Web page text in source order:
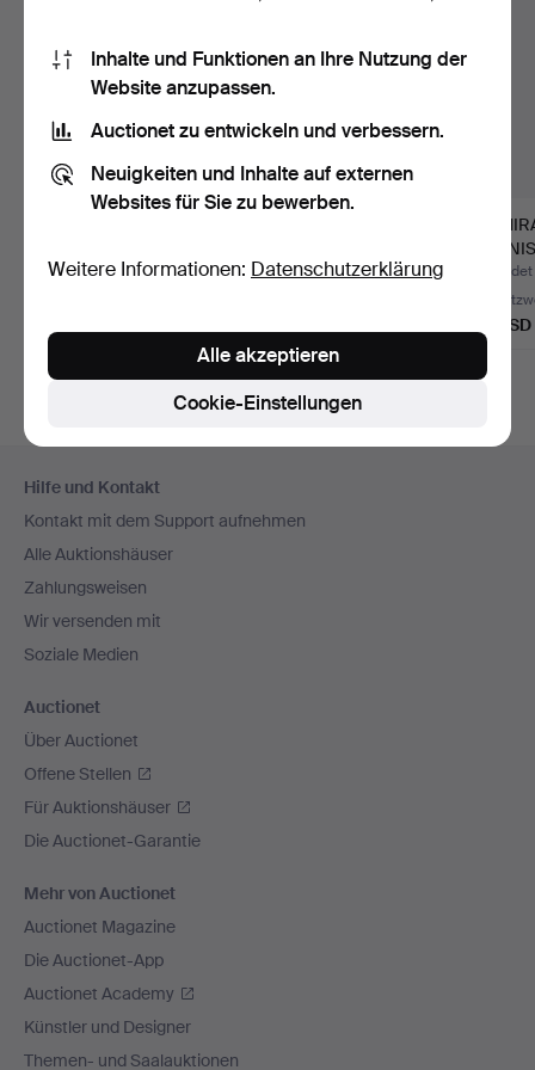
ANFANG 20.
Beendet 29. Jul 2026
Beendet 11. Jul 2026
41 USD
Navigation
Hilfe und Kontakt
Kontakt mit dem Support aufnehmen
Alle Auktionshäuser
Zahlungsweisen
Wir versenden mit
Soziale Medien
Auctionet
Über Auctionet
Offene Stellen
Für Auktionshäuser
Die Auctionet-Garantie
Mehr von Auctionet
Auctionet Magazine
Die Auctionet-App
Auctionet Academy
Künstler und Designer
Themen- und Saalauktionen
Inhalte und Funktionen an Ihre Nutzung der
Website anzupassen.
Auctionet zu entwickeln und verbessern.
Neuigkeiten und Inhalte auf externen
Websites für Sie zu bewerben.
Weitere Informationen: Datenschutzerklärung
Cookie-Einstellungen
Alle akzeptieren